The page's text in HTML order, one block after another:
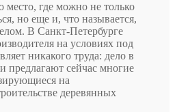
место, где можно не только
но еще и, что называется,
В Санкт-Петербурге
на условиях под
никакого труда: дело в
предлагают сейчас многие
на
деревянных